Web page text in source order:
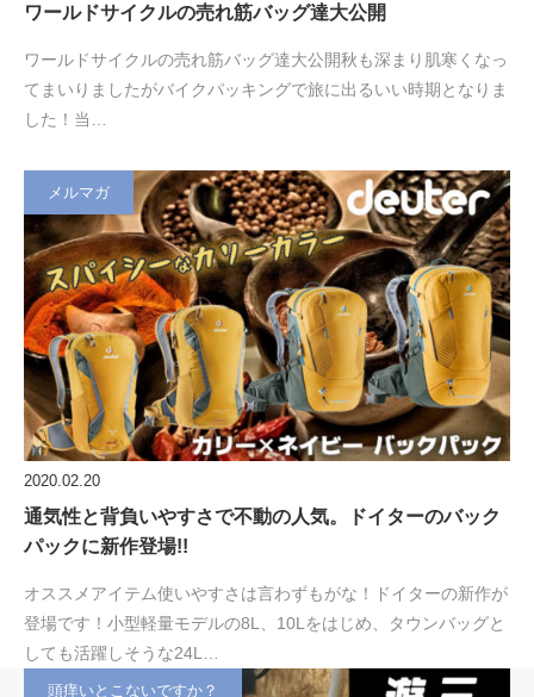
ワールドサイクルの売れ筋バッグ達大公開
ワールドサイクルの売れ筋バッグ達大公開秋も深まり肌寒くなっ
てまいりましたがバイクパッキングで旅に出るいい時期となりま
した！当…
メルマガ
2020.02.20
通気性と背負いやすさで不動の人気。ドイターのバック
パックに新作登場!!
オススメアイテム使いやすさは言わずもがな！ドイターの新作が
登場です！小型軽量モデルの8L、10Lをはじめ、タウンバッグと
しても活躍しそうな24L…
頭痒いとこないですか？